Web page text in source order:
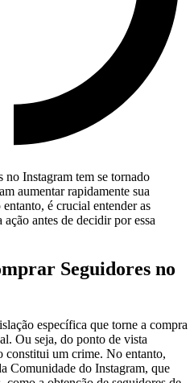
no Instagram tem se tornado
aumentar rapidamente sua
é crucial entender as
antes de decidir por essa
Seguidores no
específica que torne a compra
Ou seja, do ponto de vista
constitui um crime. No entanto,
Comunidade do Instagram, que